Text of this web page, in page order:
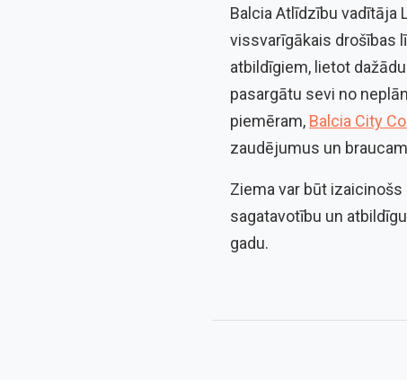
Balcia Atlīdzību vadītāja
vissvarīgākais drošības
atbildīgiem, lietot
pasargātu sevi no
piemēram, Balcia City
zaudējumus un
Ziema var būt
sagatavotību un
gadu.